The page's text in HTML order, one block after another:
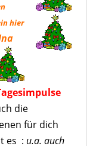
hier
die
für dich
es : u.a. auch